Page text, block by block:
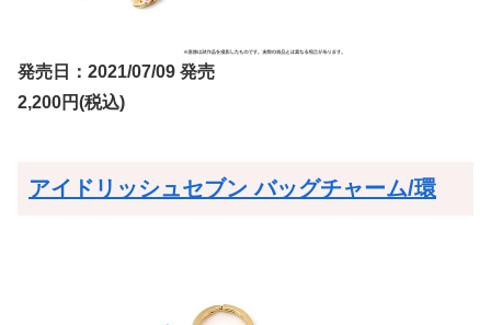
発売日：2021/07/09 発売
2,200円(税込)
アイドリッシュセブン バッグチャーム/環